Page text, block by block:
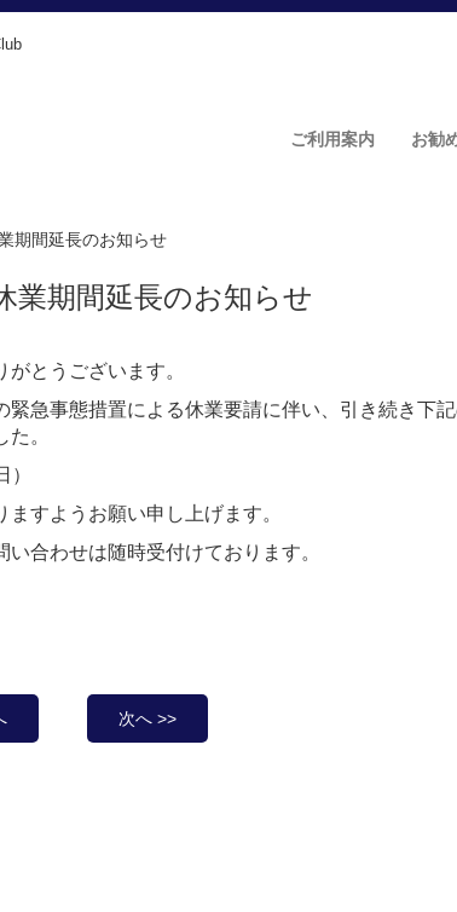
ご利用案内 お勧
期間延長のお知らせ
業期間延長のお知らせ
とうございます。
急事態措置による休業要請に伴い、引き続き下
。
すようお願い申し上げます。
合わせは随時受付けております。
次へ >>